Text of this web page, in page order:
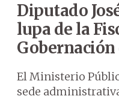
Diputado
lupa de la
El Ministerio
sede